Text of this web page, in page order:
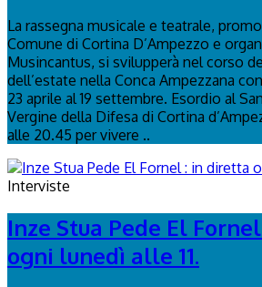
La rassegna musicale e teatrale,
Comune di Cortina D’Ampezzo e
Musincantus, si svilupperà nel corso
dell’estate nella Conca Ampezzana
23 aprile al 19 settembre. Esordio al
Vergine della Difesa di Cortina
alle 20.45 per vivere ..
Interviste
Inze Stua Pede El
ogni lunedì alle 11.